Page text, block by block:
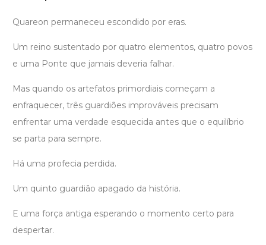
Quareon permaneceu escondido por eras.
Um reino sustentado por quatro elementos, quatro povos
e uma Ponte que jamais deveria falhar.
Mas quando os artefatos primordiais começam a
enfraquecer, três guardiões improváveis precisam
enfrentar uma verdade esquecida antes que o equilíbrio
se parta para sempre.
Há uma profecia perdida.
Um quinto guardião apagado da história.
E uma força antiga esperando o momento certo para
despertar.